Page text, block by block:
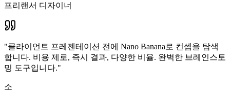
프리랜서 디자이너
"클라이언트 프레젠테이션 전에 Nano Banana로 컨셉을 탐색
합니다. 비용 제로, 즉시 결과, 다양한 비율. 완벽한 브레인스토
밍 도구입니다."
소